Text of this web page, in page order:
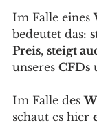
Im Falle eines
bedeutet das:
Preis, steigt
unseres CFDs
Im Falle des
schaut es hier